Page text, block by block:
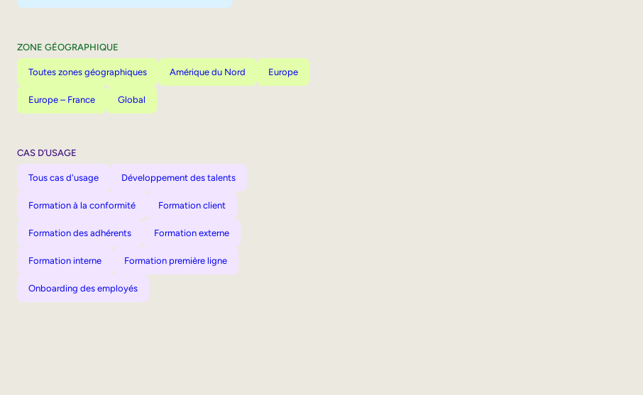
ZONE GÉOGRAPHIQUE
Toutes zones géographiques Amérique du Nord Europe
Europe – France Global
CAS D’USAGE
Tous cas d'usage Développement des talents
Formation à la conformité Formation client
Formation des adhérents Formation externe
Formation interne Formation première ligne
Onboarding des employés